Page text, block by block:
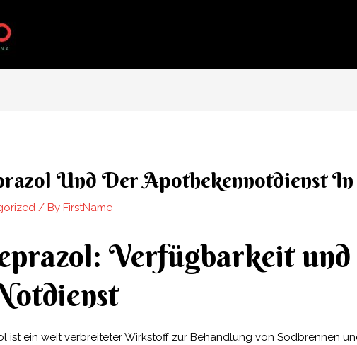
Und Der Apothekennotdienst
/ By FirstName
Verfügbarkeit
ist ein weit verbreiteter Wirkstoff zur Behandlung von Sodbrennen